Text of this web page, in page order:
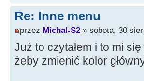
Re: Inne menu
przez Michal-S2 » sobota, 30
Już to czytałem i to mi
żeby zmienić kolor